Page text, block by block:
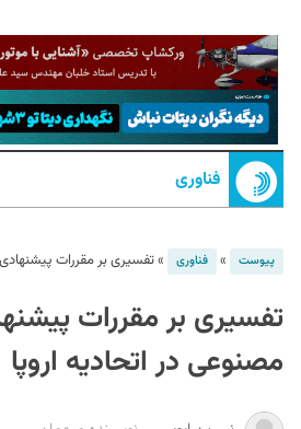
فناوری
پیوست » فناوری »تفسیری بر مقررات
تفسیری بر مقررات
مصنوعی در اتحادیه اروپا